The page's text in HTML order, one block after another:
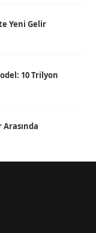
Yeni Gelir
10 Trilyon